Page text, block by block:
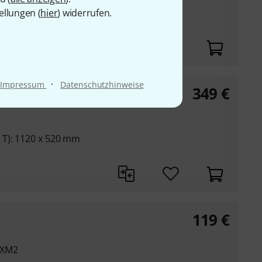
(hier) widerrufen.
Impressum · Datenschutzhinweise
1120 x 520 mm
349 €
119 €